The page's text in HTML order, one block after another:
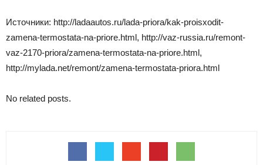
Источники: http://ladaautos.ru/lada-priora/kak-proisxodit-
zamena-termostata-na-priore.html, http://vaz-russia.ru/remont-
vaz-2170-priora/zamena-termostata-na-priore.html,
http://mylada.net/remont/zamena-termostata-priora.html
No related posts.